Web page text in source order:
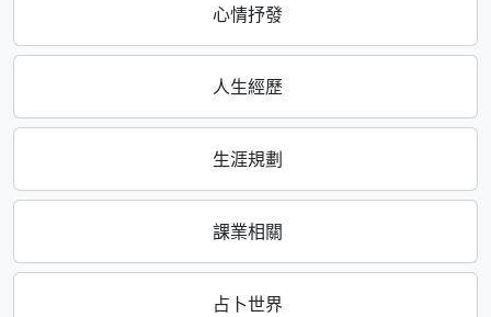
心情抒發
人生經歷
生涯規劃
課業相關
占卜世界